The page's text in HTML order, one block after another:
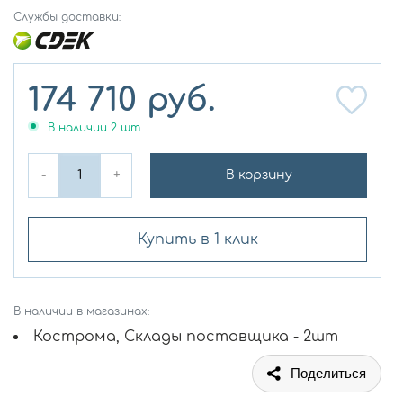
Службы доставки:
174 710 руб.
В наличии 2 шт.
- + В корзину
Купить в 1 клик
В наличии в магазинах:
Кострома, Склады поставщика - 2шт
Поделиться